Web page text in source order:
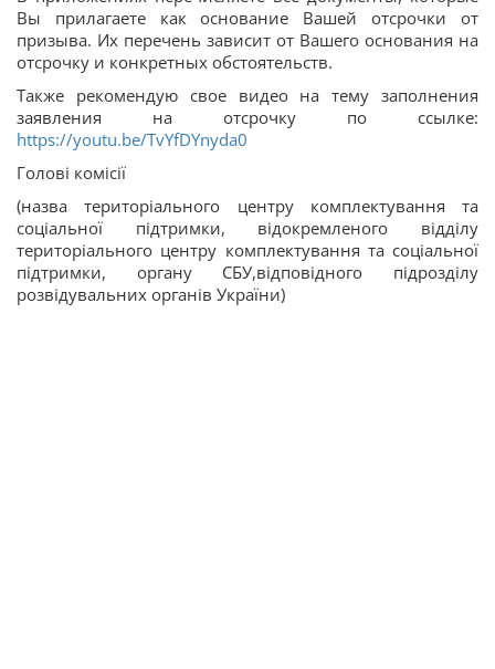
Вы прилагаете как основание Вашей отсрочки от
призыва. Их перечень зависит от Вашего основания на
отсрочку и конкретных обстоятельств.
Также рекомендую свое видео на тему заполнения
заявления на отсрочку по ссылке:
https://youtu.be/TvYfDYnyda0
Голові комісії
(назва територіального центру комплектування та
соціальної підтримки, відокремленого відділу
територіального центру комплектування та соціальної
підтримки, органу СБУ,відповідного підрозділу
розвідувальних органів України)